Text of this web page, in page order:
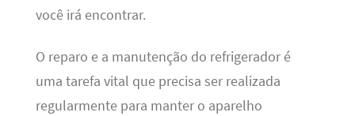
você irá encontrar.
O reparo e a manutenção do refrigerador é
uma tarefa vital que precisa ser realizada
regularmente para manter o aparelho